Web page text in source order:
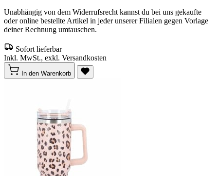
Unabhängig von dem Widerrufsrecht kannst du bei uns gekaufte
oder online bestellte Artikel in jeder unserer Filialen gegen Vorlage
deiner Rechnung umtauschen.
Sofort lieferbar
Inkl. MwSt., exkl. Versandkosten
In den Warenkorb